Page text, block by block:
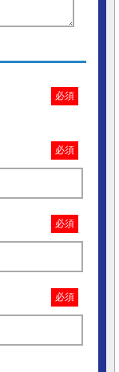
必須
必須
必須
必須